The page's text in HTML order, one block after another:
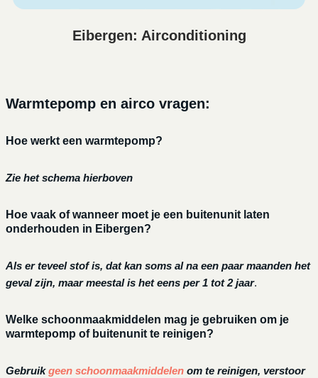
Eibergen: Airconditioning
Warmtepomp en airco vragen:
Hoe werkt een warmtepomp?
Zie het schema hierboven
Hoe vaak of wanneer moet je een buitenunit laten
onderhouden in Eibergen?
Als er teveel stof is, dat kan soms al na een paar maanden het
geval zijn, maar meestal is het eens per 1 tot 2 jaar.
Welke schoonmaakmiddelen mag je gebruiken om je
warmtepomp of buitenunit te reinigen?
Gebruikgeen schoonmaakmiddelen om te reinigen, verstoor